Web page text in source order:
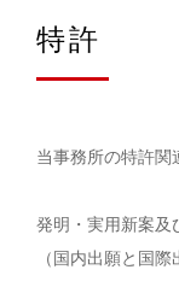
特許
当事務所の特許関
発明・実用新案及
（国内出願と国際